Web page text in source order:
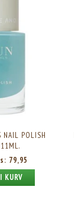
NAIL POLISH
79,95
KURV